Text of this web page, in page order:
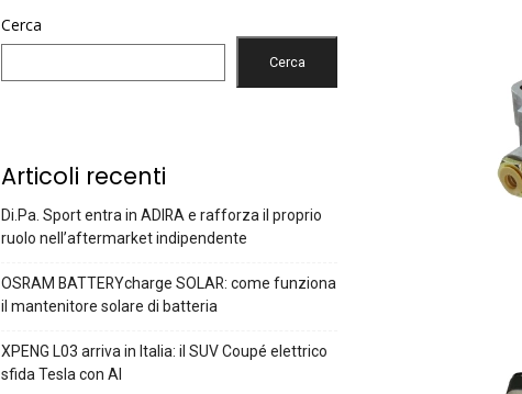
Cerca
Cerca
Articoli recenti
Di.Pa. Sport entra in ADIRA e rafforza il proprio
ruolo nell’aftermarket indipendente
OSRAM BATTERYcharge SOLAR: come funziona
il mantenitore solare di batteria
XPENG L03 arriva in Italia: il SUV Coupé elettrico
sfida Tesla con AI